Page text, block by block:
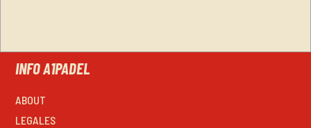
INFO A1PADEL
ABOUT
LEGALES